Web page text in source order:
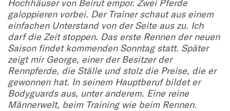
Hochhäuser von Beirut empor. Zwei Pferde
galoppieren vorbei. Der Trainer schaut aus einem
einfachen Unterstand von der Seite aus zu. Ich
darf die Zeit stoppen. Das erste Rennen der neuen
Saison findet kommenden Sonntag statt. Später
zeigt mir George, einer der Besitzer der
Rennpferde, die Ställe und stolz die Preise, die er
gewonnen hat. In seinem Hauptberuf bildet er
Bodyguards aus, unter anderem. Eine reine
Männerwelt, beim Training wie beim Rennen.